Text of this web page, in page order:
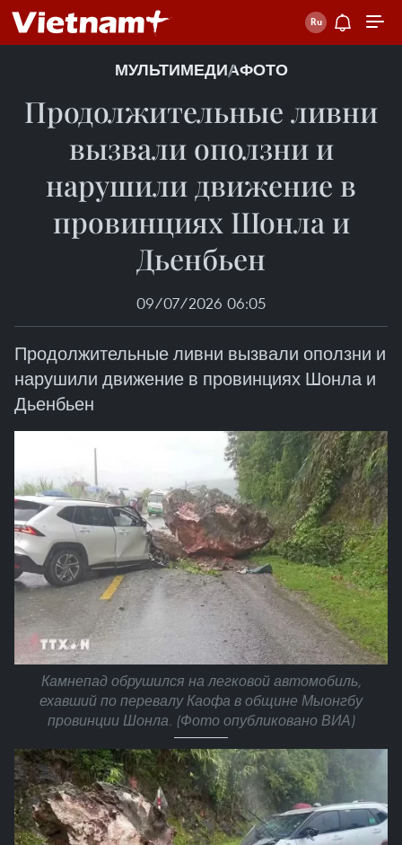
МУЛЬТИМЕДИАФОТО
Продолжительные ливни
вызвали оползни и
нарушили движение в
провинциях Шонла и
Дьенбьен
09/07/2026 06:05
Продолжительные ливни вызвали оползни и
нарушили движение в провинциях Шонла и
Дьенбьен
Камнепад обрушился на легковой автомобиль,
ехавший по перевалу Каофа в общине Мыонгбу
провинции Шонла. (Фото опубликовано ВИА)